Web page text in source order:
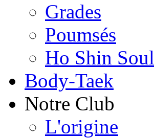
Grades
Poumsés
Ho Shin Soul
Body-Taek
Notre Club
L'origine